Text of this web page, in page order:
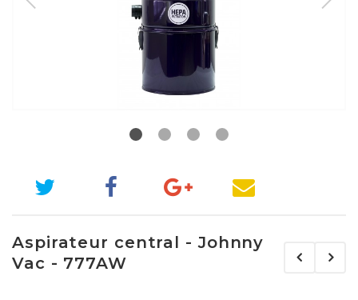
Aspirateur central - Johnny
Vac - 777AW